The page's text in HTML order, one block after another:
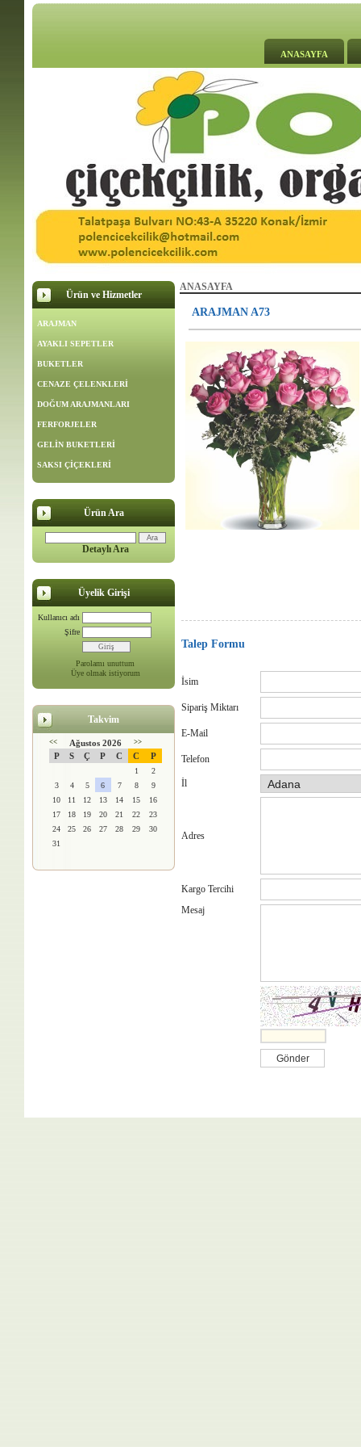
ANASAYFA
Ürün ve Hizmetler
ARAJMAN
AYAKLI SEPETLER
BUKETLER
CENAZE ÇELENKLERİ
DOĞUM ARAJMANLARI
FERFORJELER
GELİN BUKETLERİ
SAKSI ÇİÇEKLERİ
Ürün Ara
Detaylı Ara
Üyelik Girişi
Kullanıcı adı
Şifre
Parolamı unuttum
Üye olmak istiyorum
Takvim
<< Ağustos 2026 >>
P S Ç P C C P
1
2
3
4 5 6 7 8
9
10
11 12 13 14 15
16
17
18 19 20 21 22
23
24
25 26 27 28 29
30
31
ANASAYFA
ARAJMAN A73
Talep Formu
İsim
Sipariş Miktarı
E-Mail
Telefon
İl
Adres
Kargo Tercihi
Mesaj